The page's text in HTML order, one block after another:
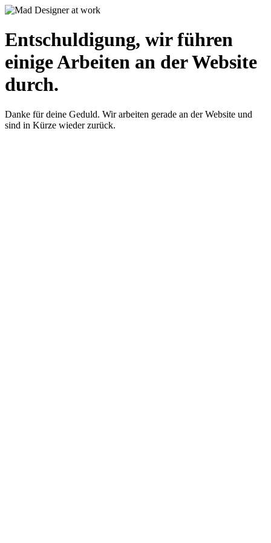
Entschuldigung, wir führen
einige Arbeiten an der Website
durch.
Danke für deine Geduld. Wir arbeiten gerade an der Website und
sind in Kürze wieder zurück.